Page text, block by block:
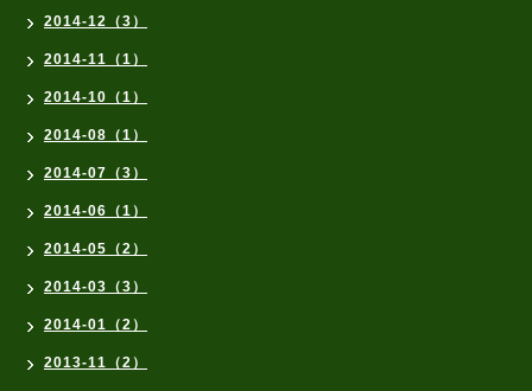
2014-12（3）
2014-11（1）
2014-10（1）
2014-08（1）
2014-07（3）
2014-06（1）
2014-05（2）
2014-03（3）
2014-01（2）
2013-11（2）